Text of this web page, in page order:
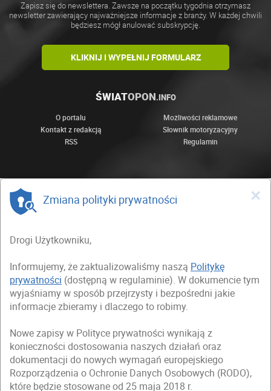
Zapisz się do newslettera. Zawsze na początku tygodnia otrzymasz
newsletter zawierający najważniejsze informacje z branży. W każdej chwili
będziesz mógł anulować subskrypcję.
KLIKNIJ I WYPEŁNIJ FORMULARZ
ŚWIATOPON.INFO
O portalu
Możliwości reklamowe
Kontakt z redakcją
Słownik motoryzacyjny
RSS
Regulamin
×
Zmiana polityki prywatności
Drogi Użytkowniku,
Informujemy, że zaktualizowaliśmy naszą Politykę
prywatności (dostępną w regulaminie). W dokumencie tym
wyjaśniamy w sposób przejrzysty i bezpośredni jakie
informacje zbieramy i dlaczego to robimy.
Nowe zapisy w Polityce prywatności wynikają z
konieczności dostosowania naszych działań oraz
dokumentacji do nowych wymagań europejskiego
Rozporządzenia o Ochronie Danych Osobowych (RODO),
które będzie stosowane od 25 maja 2018 r.